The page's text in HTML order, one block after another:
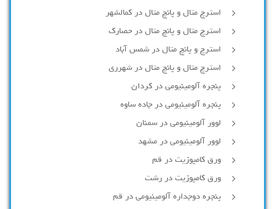
استرچ متال و پانچ متال در کمالشهر
استرچ متال و پانچ متال در حصارك
استرچ و پانچ متال در شمس آباد
استرچ متال و پانچ متال در شهرری
پنجره آلومینیومی در کردان
پنجره آلومینیومی در جاده ساوه
لوور آلومینیومی در سمنان
لوور آلومینیومی در مشهد
ورق کامپوزیت در قم
ورق کامپوزیت در رشت
پنجره دوجداره آلومينيومی در قم